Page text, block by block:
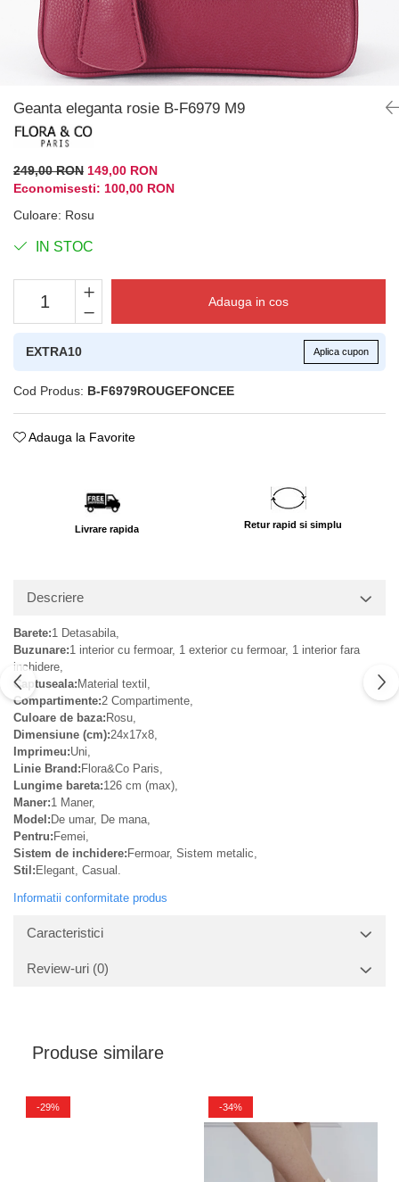
Geanta eleganta rosie B-F6979 M9
249,00 RON 149,00 RON
Economisesti: 100,00 RON
Culoare: Rosu
IN STOC
Adauga in cos
EXTRA10 Aplica cupon
Cod Produs: B-F6979ROUGEFONCEE
Adauga la Favorite
Livrare rapida Retur rapid si simplu
Descriere
Barete:1 Detasabila,
Buzunare:1 interior cu fermoar, 1 exterior cu fermoar, 1 interior fara
inchidere,
Captuseala:Material textil,
Compartimente:2 Compartimente,
Culoare de baza:Rosu,
Dimensiune (cm):24x17x8,
Imprimeu:Uni,
Linie Brand:Flora&Co Paris,
Lungime bareta:126 cm (max),
Maner:1 Maner,
Model:De umar, De mana,
Pentru:Femei,
Sistem de inchidere:Fermoar, Sistem metalic,
Stil:Elegant, Casual.
Informatii conformitate produs
Caracteristici
Review-uri (0)
Produse similare
-29% -34%